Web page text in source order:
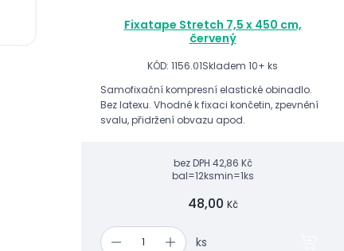
Fixatape Stretch 7,5 x 450 cm,
červený
KÓD: 1156.01Skladem 10+ ks
Samofixační kompresní elastické obinadlo.
Bez latexu. Vhodné k fixaci končetin, zpevnění
svalu, přidržení obvazu apod.
bez DPH 42,86 Kč
bal=12ksmin=1ks
48,00 Kč
ks